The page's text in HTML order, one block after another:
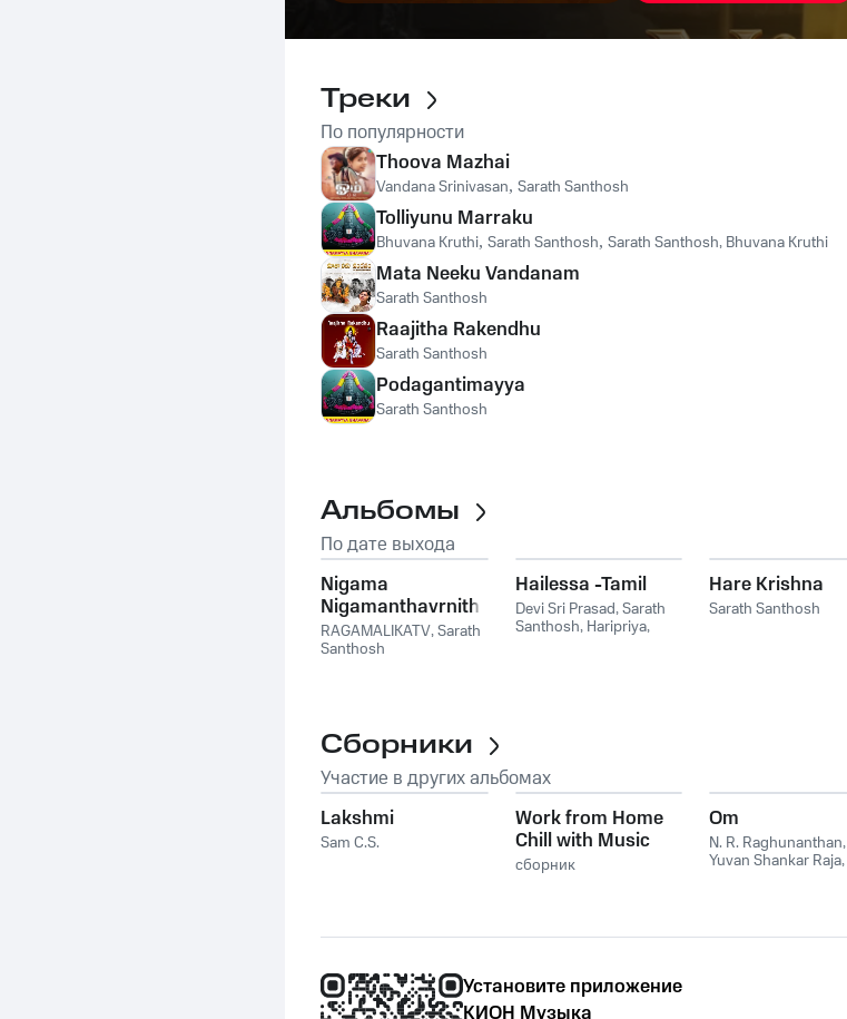
Треки
По популярности
Thoova Mazhai
Vandana Srinivasan, Sarath Santhosh
Tolliyunu Marraku
Bhuvana Kruthi, Sarath Santhosh, Sarath Santhosh, Bhuvana Kruthi
Mata Neeku Vandanam
Sarath Santhosh
Raajitha Rakendhu
Sarath Santhosh
Podagantimayya
Sarath Santhosh
Альбомы
По дате выхода
Nigama
Nigamanthavrnitha
RAGAMALIKATV,Sarath
Santhosh
Hailessa -Tamil
Devi Sri Prasad,Sarath
Santhosh, Haripriya,
Hare Krishna
Sarath Santhosh
Сборники
Участие в других альбомах
Lakshmi
Sam C.S.
Work from Home
Chill with Music
сборник
Om
N. R. Raghunanthan,
Yuvan Shankar Raja,
Установите приложение
КИОН Музыка